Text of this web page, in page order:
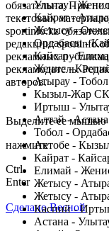
Улытау - Женис
Кайрат -
Жетысу -
Ордабасы -
Кайсар -
Женис -
Атырау - Тобол
Кызыл-Жар
Иртыш -
Алтай - Астана
Тобол -
Актобе -
Кайрат -
Елимай -
Жетысу -
Жетысу -
Каспий -
Астана -
обязательна. При
текстовых
sportinfo.kz
редакции:
рекламных
рекламодатель.
авторов.
Заметили ошибку в
Выделите ее мышью
нажмите
Ctrl
Enter
Сделано Весной